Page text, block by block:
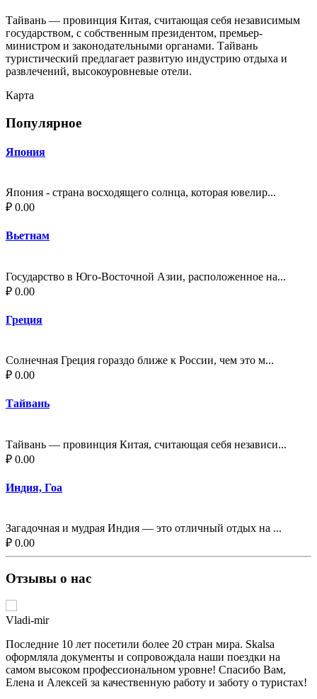
Тайвань — провинция Китая, считающая себя независимым
государством, с собственным президентом, премьер-
министром и законодательными органами. Тайвань
туристический предлагает развитую индустрию отдыха и
развлечений, высокоуровневые отели.
Карта
Популярное
Япония
Япония - страна восходящего солнца, которая ювелир...
₽ 0.00
Вьетнам
Государство в Юго-Восточной Азии, расположенное на...
₽ 0.00
Греция
Солнечная Греция гораздо ближе к России, чем это м...
₽ 0.00
Тайвань
Тайвань — провинция Китая, считающая себя независи...
₽ 0.00
Индия, Гоа
Загадочная и мудрая Индия — это отличный отдых на ...
₽ 0.00
Отзывы о нас
Vladi-mir
Последние 10 лет посетили более 20 стран мира. Skalsa
оформляла документы и сопровождала наши поездки на
самом высоком профессиональном уровне! Спасибо Вам,
Елена и Алексей за качественную работу и заботу о туристах!